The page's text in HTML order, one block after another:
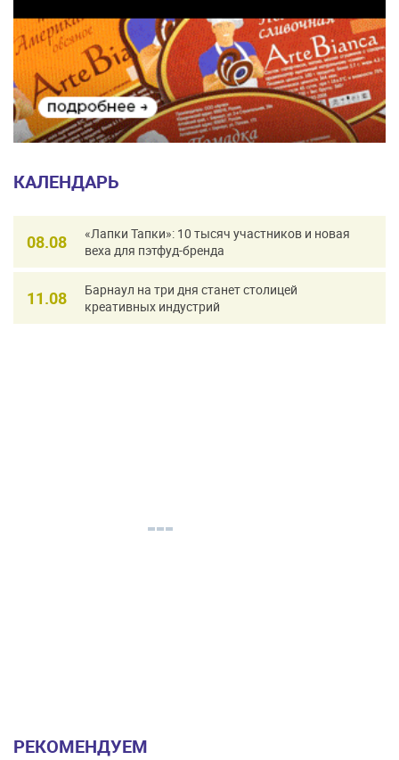
КАЛЕНДАРЬ
08.08
«Лапки Тапки»: 10 тысяч участников и новая
веха для пэтфуд-бренда
11.08
Барнаул на три дня станет столицей
креативных индустрий
РЕКОМЕНДУЕМ